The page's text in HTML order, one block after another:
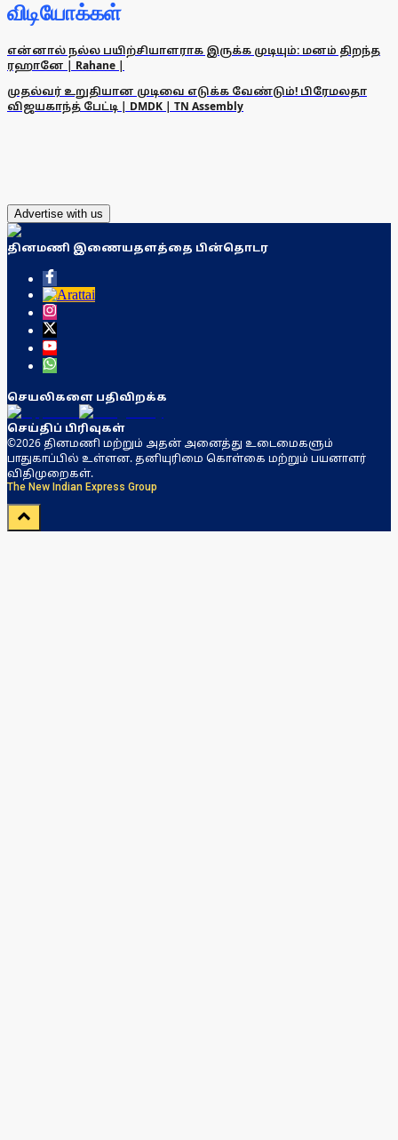
விடியோக்கள்
என்னால் நல்ல பயிற்சியாளராக இருக்க முடியும்: மனம் திறந்த
ரஹானே | Rahane |
முதல்வர் உறுதியான முடிவை எடுக்க வேண்டும்! பிரேமலதா
விஜயகாந்த் பேட்டி | DMDK | TN Assembly
Advertise with us
தினமணி இணையதளத்தை பின்தொடர
செயலிகளை பதிவிறக்க
செய்திப் பிரிவுகள்
©2026 தினமணி மற்றும் அதன் அனைத்து உடைமைகளும்
பாதுகாப்பில் உள்ளன. தனியுரிமை கொள்கை மற்றும் பயனாளர்
விதிமுறைகள்.
The New Indian Express Group